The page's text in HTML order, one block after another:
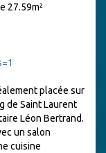
27.59m²
placée sur
de Saint Laurent
Léon Bertrand.
un salon
cuisine